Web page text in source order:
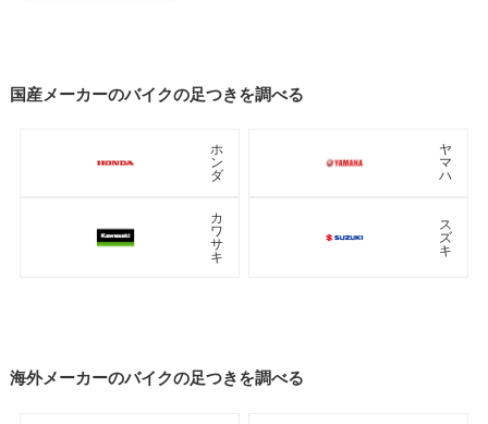
国産メーカーのバイクの足つきを調べる
ホ
ン
ダ
ヤ
マ
ハ
カ
ワ
サ
キ
ス
ズ
キ
海外メーカーのバイクの足つきを調べる